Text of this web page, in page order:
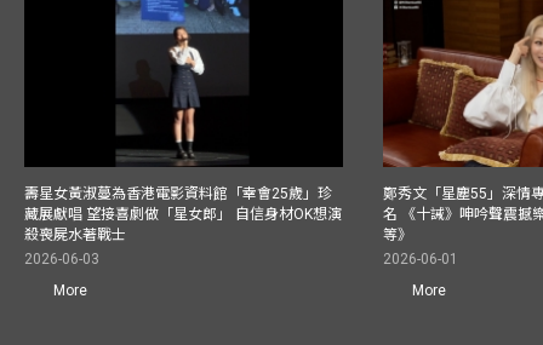
壽星女黃淑蔓為香港電影資料館「幸會25歲」珍
藏展獻唱 望接喜劇做「星女郎」 自信身材OK想演
殺喪屍水著戰士
2026-06-03
More
鄭秀文「星塵55」深情
名 《十誡》呻吟聲震撼
等》
2026-06-01
More